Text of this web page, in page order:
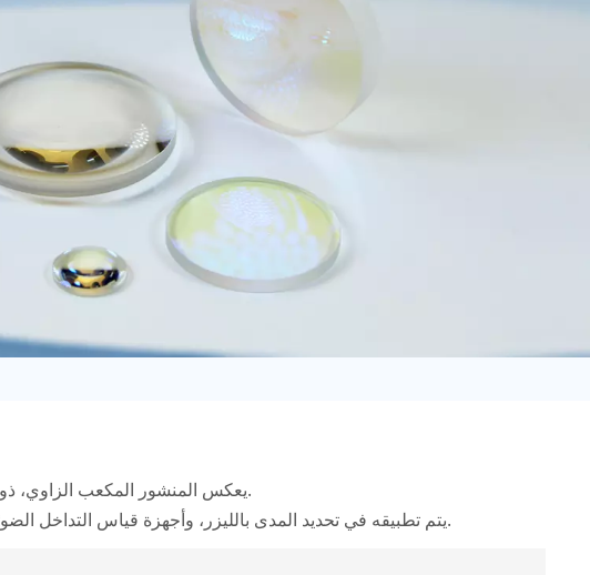
中文
يعكس المنشور المكعب الزاوي، ذو الوجوه الثلاثة العمودية، الضوء بدقة ليعود على طول المسار الأصلي.
يتم تطبيقه في تحديد المدى بالليزر، وأجهزة قياس التداخل الضوئي، وقياس الزاوية ومعايرة المسار الضوئي في مجال الفضاء الجوي.